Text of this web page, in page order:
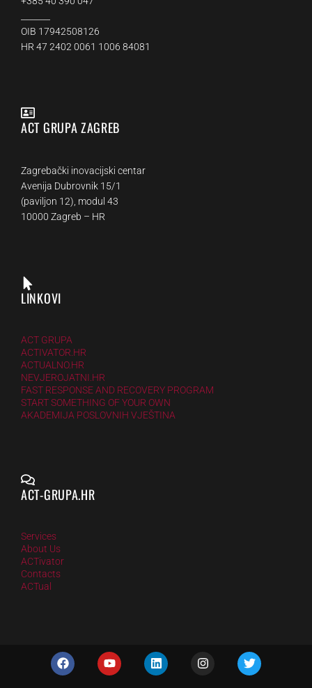
OIB 17942508126
HR 47 2402 0061 1006 84081
ACT GRUPA ZAGREB
Zagrebački inovacijski centar
Avenija Dubrovnik 15/1
(paviljon 12), modul 43
10000 Zagreb – HR
LINKOVI
ACT GRUPA
ACTIVATOR.HR
ACTUALNO.HR
NEVJEROJATNI.HR
FAST RESPONSE AND RECOVERY PROGRAM
START SOMETHING OF YOUR OWN
AKADEMIJA POSLOVNIH VJEŠTINA
ACT-GRUPA.HR
Services
About Us
ACTivator
Contacts
ACTual
F
a
c
Y
o
u
L
i
n
I
n
T
w
i